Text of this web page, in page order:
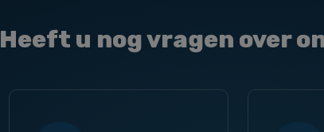
Heeft u nog vragen over